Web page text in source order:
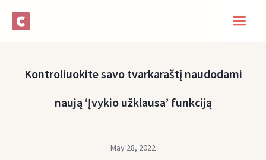
Kontroliuokite savo tvarkaraštį naudodami
naują ‘Įvykio užklausa’ funkciją
May 28, 2022